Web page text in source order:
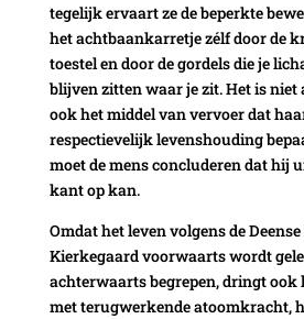
tegelijk ervaart ze de beperkte
het achtbaankarretje zélf door de
toestel en door de gordels die je
blijven zitten waar je zit. Het is niet
ook het middel van vervoer dat
respectievelijk levenshouding
moet de mens concluderen dat hij
kant op kan.
Omdat het leven volgens de
Kierkegaard voorwaarts wordt
achterwaarts begrepen, dringt ook
met terugwerkende atoomkracht,